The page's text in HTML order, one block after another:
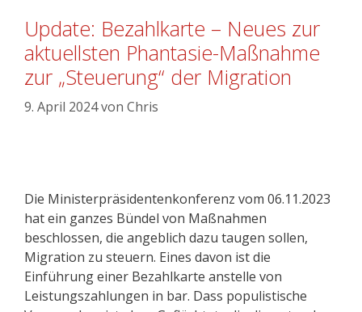
Update: Bezahlkarte – Neues zur
aktuellsten Phantasie-Maßnahme
zur „Steuerung“ der Migration
9. April 2024von Chris
Die Ministerpräsidentenkonferenz vom 06.11.2023
hat ein ganzes Bündel von Maßnahmen
beschlossen, die angeblich dazu taugen sollen,
Migration zu steuern. Eines davon ist die
Einführung einer Bezahlkarte anstelle von
Leistungszahlungen in bar. Dass populistische